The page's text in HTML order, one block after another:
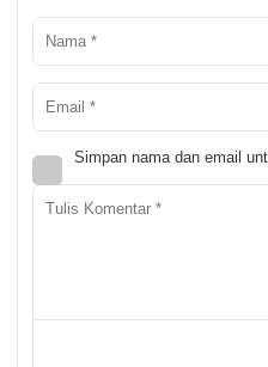
Simpan nama dan email